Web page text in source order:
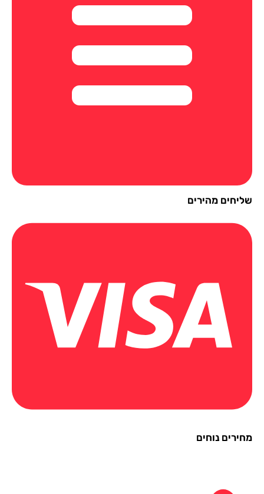
מהירים
נוחים